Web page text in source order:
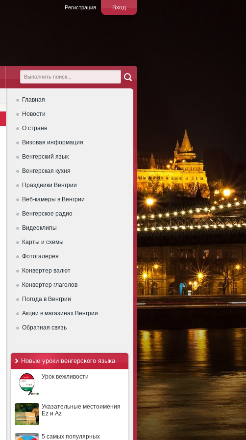
Вход
Регистрация
Главная
Новости
О стране
Визовая информация
Венгерский язык
Венгерская кухня
Праздники Венгрии
Веб-камеры в Венгрии
Венгерское радио
Видеоклипы
Карты и схемы
Фотогалерея
Конвертер валют
Конвертер глаголов
Погода в Венгрии
Акции в магазинах Венгрии
Обратная связь
Новые уроки венгерского языка
Урок вежливости
Указательные местоимения
Ez и Az
5 самых популярных